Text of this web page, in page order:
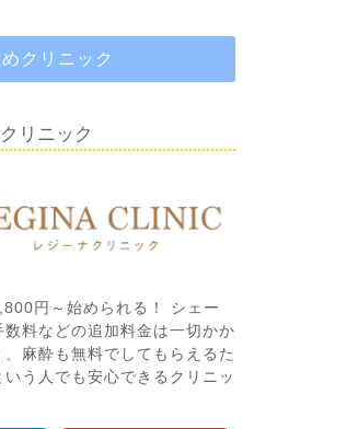
クリニック
リニック
円～始められる！ シェー
数料などの追加料金は一切かか
、麻酔も無料でしてもらえるた
う人でも安心できるクリニッ